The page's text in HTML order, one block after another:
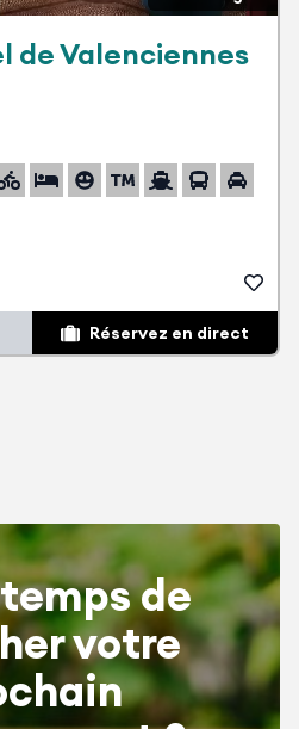
de Valenciennes
Réservez en direct
de
votre